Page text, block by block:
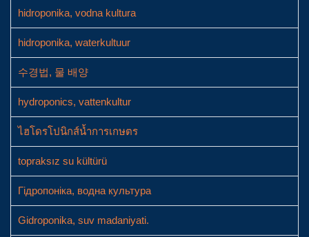
hidroponika, vodna kultura
hidroponika, waterkultuur
수경법, 물 배양
hydroponics, vattenkultur
ไฮโดรโปนิกส์น้ำการเกษตร
topraksız su kültürü
Гідропоніка, водна культура
Gidroponika, suv madaniyati.